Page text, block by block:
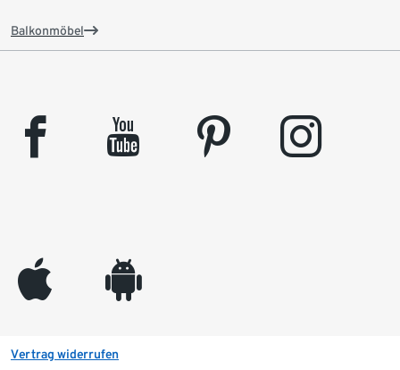
Balkonmöbel
facebook youtube pinterest instagram
appleinc android
Vertrag widerrufen